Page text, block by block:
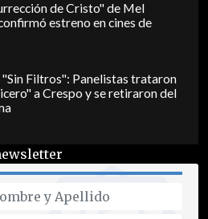
de Cristo" de Mel
estreno en cines de
"Sin Filtros": Panelistas trataron
a Crespo y se retiraron del